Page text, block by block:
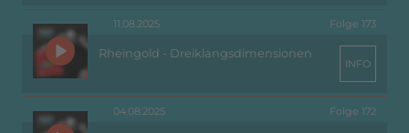
11.08.2025 Folge 173
Rheingold - Dreiklangsdimensionen
INFO
04.08.2025 Folge 172